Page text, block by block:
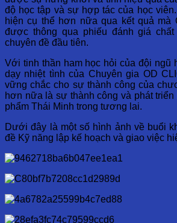
độ học tập và sự hợp tác của học
hiện cụ thể hơn nữa qua kết quả mà
được thông qua phiếu đánh giá
chuyên đề đầu tiên.
Với tinh thần ham học hỏi của đội ngũ
dạy nhiệt tình của Chuyên gia OD
vững chắc cho sự thành công của
hơn nữa là sự thành công và phát
phẩm Thái Minh trong tương lai.
Dưới đây là một số hình ảnh về buổi
đề Kỹ năng lập kế hoạch và giao việc